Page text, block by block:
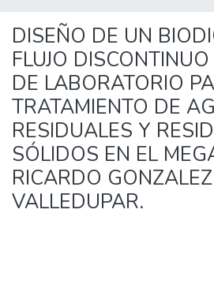
DISEÑO DE UN
FLUJO
DE LABORATORIO
TRATAMIENTO DE
RESIDUALES Y
SÓLIDOS EN EL
RICARDO
VALLEDUPAR.